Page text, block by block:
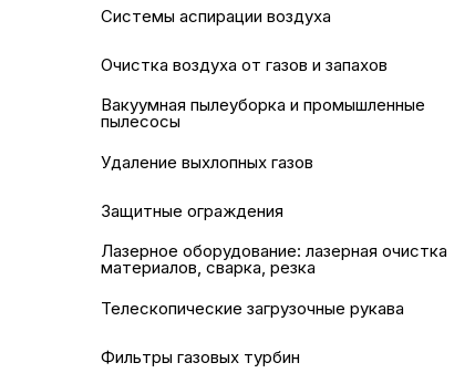
Системы аспирации воздуха
Очистка воздуха от газов и запахов
Вакуумная пылеуборка и промышленные
пылесосы
Удаление выхлопных газов
Защитные ограждения
Лазерное оборудование: лазерная очистка
материалов, сварка, резка
Телескопические загрузочные рукава
Фильтры газовых турбин